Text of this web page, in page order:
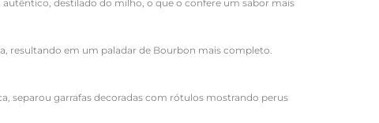
destilado do milho, o que o confere um sabor mais
resultando em um paladar de Bourbon mais completo.
separou garrafas decoradas com rótulos mostrando perus